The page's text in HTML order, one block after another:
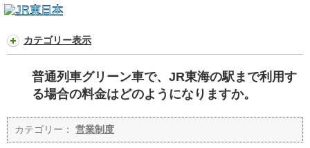
カテゴリー表示
普通列車グリーン車で、JR東海の駅まで利用す
る場合の料金はどのようになりますか。
カテゴリー： 営業制度